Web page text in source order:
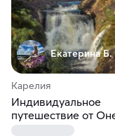
Екатерина Б.
Карелия
Индивидуальное
путешествие от
Ладоги в любые